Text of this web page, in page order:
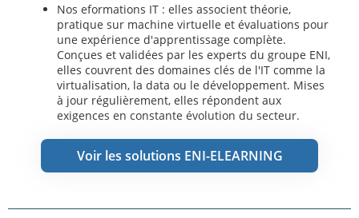
Nos eformations IT : elles associent théorie,
pratique sur machine virtuelle et évaluations pour
une expérience d'apprentissage complète.
Conçues et validées par les experts du groupe ENI,
elles couvrent des domaines clés de l'IT comme la
virtualisation, la data ou le développement. Mises
à jour régulièrement, elles répondent aux
exigences en constante évolution du secteur.
Voir les solutions ENI-ELEARNING